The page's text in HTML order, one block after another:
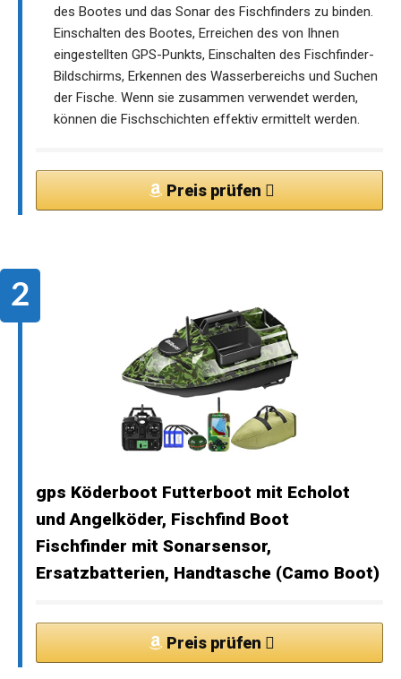
des Bootes und das Sonar des Fischfinders zu binden.
Einschalten des Bootes, Erreichen des von Ihnen
eingestellten GPS-Punkts, Einschalten des Fischfinder-
Bildschirms, Erkennen des Wasserbereichs und Suchen
der Fische. Wenn sie zusammen verwendet werden,
können die Fischschichten effektiv ermittelt werden.
Preis prüfen
gps Köderboot Futterboot mit Echolot
und Angelköder, Fischfind Boot
Fischfinder mit Sonarsensor,
Ersatzbatterien, Handtasche (Camo Boot)
Preis prüfen